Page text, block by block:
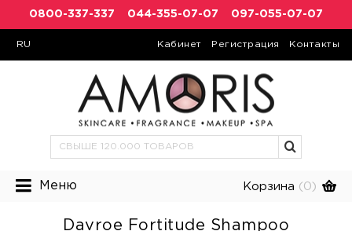
0800-337-337 044-355-07-07 097-055-07-07
RU Кабинет Регистрация Контакты
Меню Корзина (0)
Davroe Fortitude Shampoo